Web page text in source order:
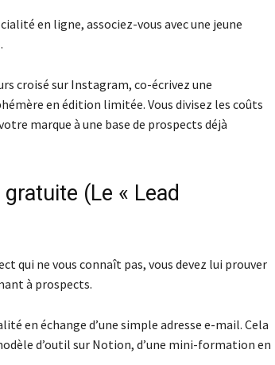
en ligne, associez-vous avec une jeune
croisé sur Instagram, co-écrivez une
en édition limitée. Vous divisez les coûts
marque à une base de prospects déjà
(Le « Lead
qui ne vous connaît pas, vous devez lui prouver
à prospects.
en échange d’une simple adresse e-mail. Cela
d’outil sur Notion, d’une mini-formation en